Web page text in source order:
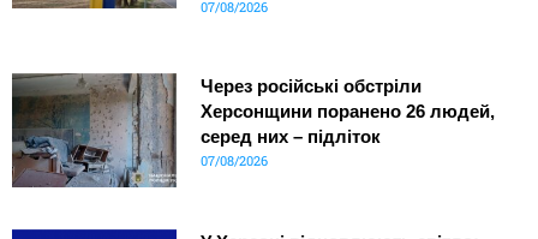
07/08/2026
Через російські обстріли
Херсонщини поранено 26 людей,
серед них – підліток
07/08/2026